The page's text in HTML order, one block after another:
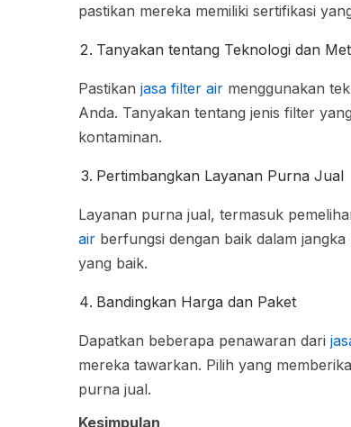
pastikan mereka memiliki sertifikasi
Tanyakan tentang Teknologi dan
Pastikan jasa filter air menggunakan
Anda. Tanyakan tentang jenis filter
kontaminan.
Pertimbangkan Layanan Purna Jual
Layanan purna jual, termasuk
air berfungsi dengan baik dalam jangka
yang baik.
Bandingkan Harga dan Paket
Dapatkan beberapa penawaran dari
mereka tawarkan. Pilih yang
purna jual.
Kesimpulan